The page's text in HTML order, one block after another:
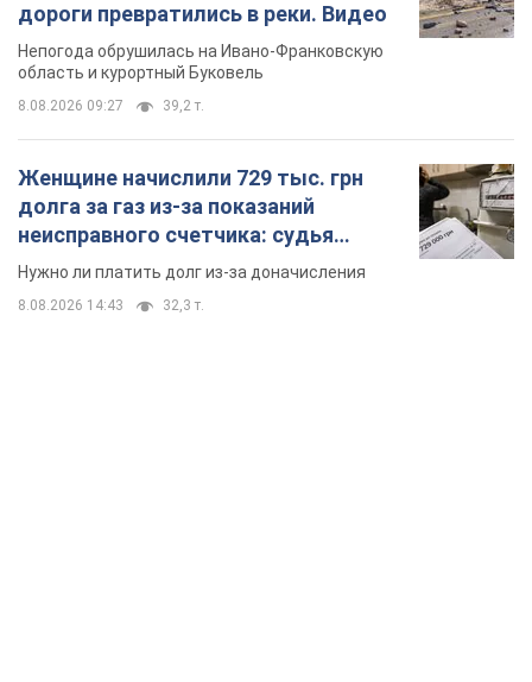
дороги превратились в реки. Видео
Непогода обрушилась на Ивано-Франковскую
область и курортный Буковель
8.08.2026 09:27 39,2 т.
Женщине начислили 729 тыс. грн
долга за газ из-за показаний
неисправного счетчика: судья
вынес неожиданное решение
Нужно ли платить долг из-за доначисления
8.08.2026 14:43 32,3 т.